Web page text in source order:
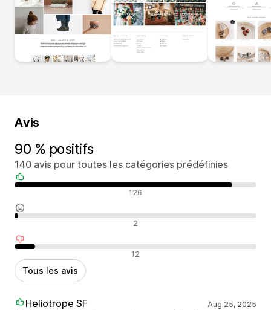
Avis
90 % positifs
140 avis pour toutes les catégories prédéfinies
Avis positifs 126
Avis neutres 2
Avis négatifs 12
Tous les avis
Heliotrope SF Aug 25, 2025